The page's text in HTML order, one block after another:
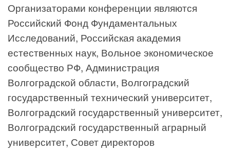
Организаторами конференции являются
Российский Фонд Фундаментальных
Исследований, Российская академия
естественных наук, Вольное экономическое
сообщество РФ, Администрация
Волгоградской области, Волгоградский
государственный технический университет,
Волгоградский государственный университет,
Волгоградский государственный аграрный
университет, Совет директоров